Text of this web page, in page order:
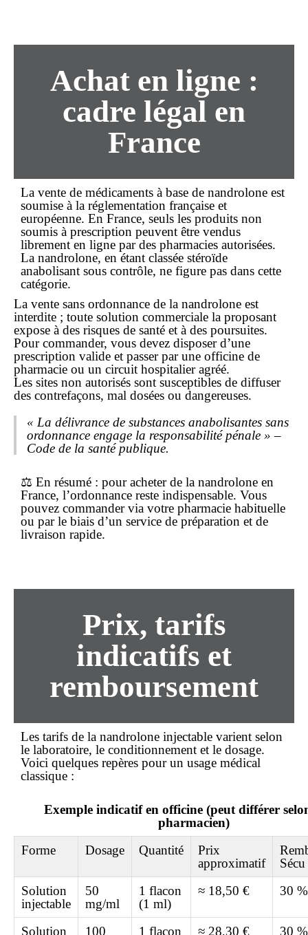
Achat en ligne :
cadre légal en
France
La vente de médicaments à base de nandrolone est
soumise à la réglementation française et
européenne. En France, seuls les produits non
soumis à prescription peuvent être vendus
librement en ligne par des pharmacies autorisées.
La nandrolone, en étant classée stéroïde
anabolisant sous contrôle, ne figure pas dans cette
catégorie.
La vente sans ordonnance de la nandrolone est
interdite ; toute solution commerciale la proposant
expose à des risques de santé et à des poursuites.
Pour commander, vous devez disposer d’une
prescription valide et passer par une officine de
pharmacie ou un circuit hospitalier agréé.
Les sites non autorisés sont susceptibles de diffuser
des contrefaçons, mal dosées ou dangereuses.
« La délivrance de substances anabolisantes sans
ordonnance engage la responsabilité pénale » –
Code de la santé publique.
⚖️ En résumé : pour acheter de la nandrolone en
France, l’ordonnance reste indispensable. Vous
pouvez commandervia votre pharmacie habituelle
ou par le biais d’un service de préparation et de
livraison rapide.
Prix, tarifs
indicatifs et
remboursement
Les tarifs de la nandrolone injectable varient selon
le laboratoire, le conditionnement et le dosage.
Voici quelques repères pour un usage médical
classique :
Exemple indicatif en officine (peut différer
pharmacien)
Forme
Dosage Quantité
Prix
approximatif
Sécu
Solution
injectable
50
mg/ml
1 flacon
(1 ml)
≈ 18,50 € 30 %
Solution 100 1 flacon ≈ 28,30 € 30 %